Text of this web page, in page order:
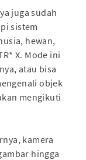
juga sudah
sistem
hewan,
X. Mode ini
atau bisa
objek
mengikuti
kamera
hingga